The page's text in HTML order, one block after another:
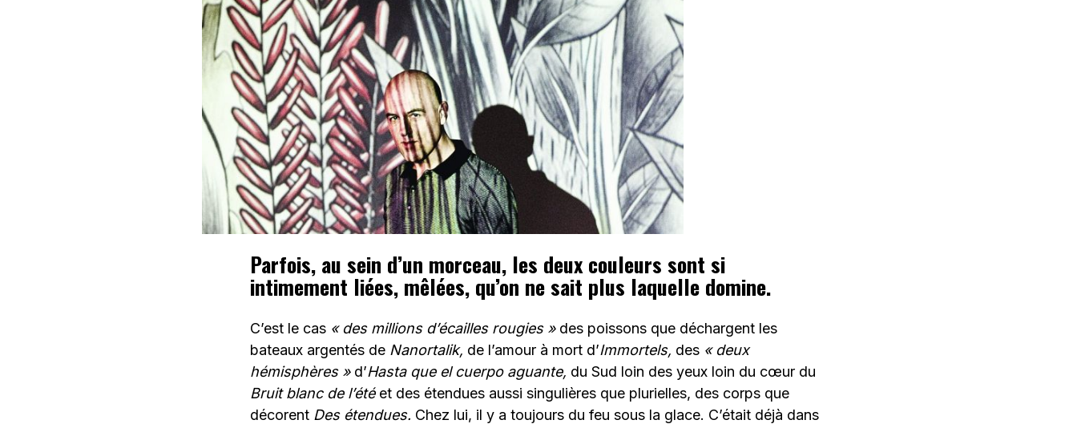
Parfois, au sein d’un morceau, les deux couleurs sont si
intimement liées, mêlées, qu’on ne sait plus laquelle domine.
C’est le cas « des millions d’écailles rougies »des poissons que déchargent les
bateaux argentés de Nanortalik, de l’amour à mort d’Immortels, des « deux
hémisphères »d’Hasta que el cuerpo aguante, du Sud loin des yeux loin du cœur du
Bruit blanc de l’été et des étendues aussi singulières que plurielles, des corps que
décorent Des étendues. Chez lui, il y a toujours du feu sous la glace. C’était déjà dans